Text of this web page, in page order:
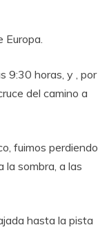
9:30 horas, y , por
del camino a
fuimos perdiendo
la sombra, a las
hasta la pista